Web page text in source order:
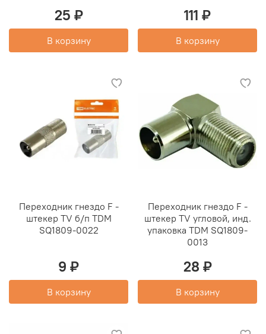
25 ₽
В корзину
111 ₽
В корзину
Переходник гнездо F -
штекер TV б/п TDM
SQ1809-0022
9 ₽
В корзину
Переходник гнездо F -
штекер TV угловой, инд.
упаковка TDM SQ1809-
0013
28 ₽
В корзину